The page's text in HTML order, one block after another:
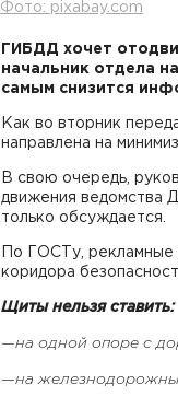
Фото: pixabay.com
ГИБДД хочет
начальник отдела
самым снизится
Как во вторник
направлена на
В свою очередь,
движения ведомства
только обсуждается.
По ГОСТу, рекламные
коридора
Щиты нельзя ставить:
—на одной опоре с
—на